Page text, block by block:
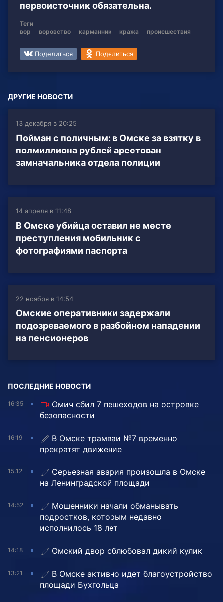
первоисточник обязательна.
Теги
вор
воровство карманник кража происшествия
Поделиться Поделиться
ДРУГИЕ НОВОСТИ
13 декабря в 20:25
Пойман с поличным: в Омске за взятку в
полмиллиона рублей арестован
замначальника отдела полиции
14 апреля в 11:48
В Омске убийца оставил не месте
преступления мобильник с
фотографиями паспорта
22 ноября в 14:54
Омские оперативники задержали
подозреваемого в разбойном нападении
на пенсионеров
ПОСЛЕДНИЕ НОВОСТИ
16:35
Омич сбил 7 пешеходов на островке
безопасности
16:19
В Омске трамваи №7 временно
прекратят движение
15:12
Серьезная авария произошла в Омске
на Ленинградской площади
14:52
Мошенники начали обманывать
подростков, которым недавно
исполнилось 18 лет
14:18 Омский двор облюбовал дикий кулик
13:21
В Омске активно идет благоустройство
площади Бухгольца